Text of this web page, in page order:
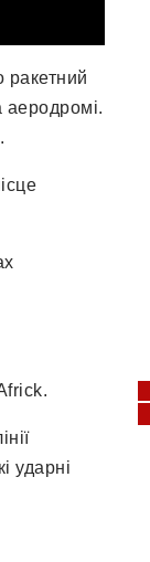
ракетний
аеродромі.
ударні